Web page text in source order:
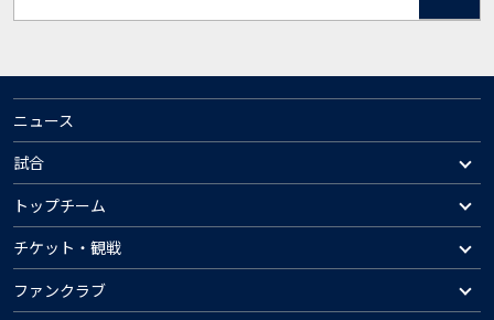
ニュース
試合
トップチーム
チケット・観戦
ファンクラブ